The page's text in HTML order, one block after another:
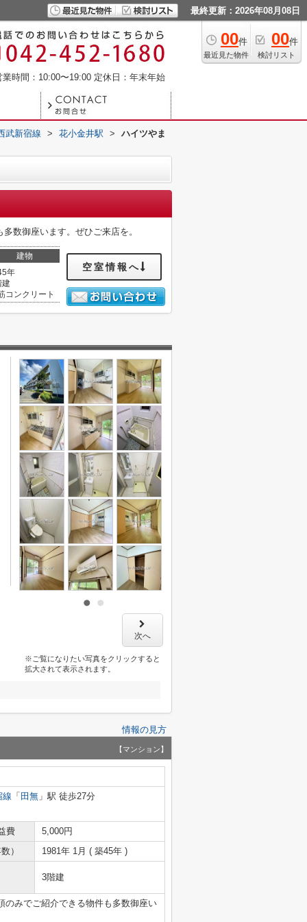
最終更新：2026年08月08日
00件
最近見た物件
00件
検討リスト
業時間：10:00〜19:00 定休日：年末年始
武新宿線 > 花小金井駅 >
ハイツやま
数御座います。ぜひご来店を。
建物
年
建
コンクリート
空室情報へ
次へ
※ご覧になりたい写真をクリックすると
拡大されて表示されます。
情報の見方
【マンション】
線 「 田無 」駅 徒歩27分
費
5,000円
） 1981年 1月 ( 築45年 )
3階建
のみでご紹介できる物件も多数御座い